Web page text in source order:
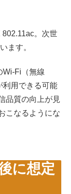
。次世
ます。
Wi-Fi（無線
利用できる可能
品質の向上が見
こなるようにな
に想定